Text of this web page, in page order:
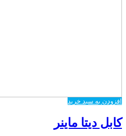
افزودن به سبد خرید
کابل دیتا ماینر